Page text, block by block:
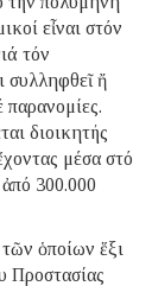
εἶναι στόν
τόν
συλληφθεῖ ἤ
παρανομίες.
διοικητής
μέσα στό
300.000
ὁποίων ἕξι
Προστασίας